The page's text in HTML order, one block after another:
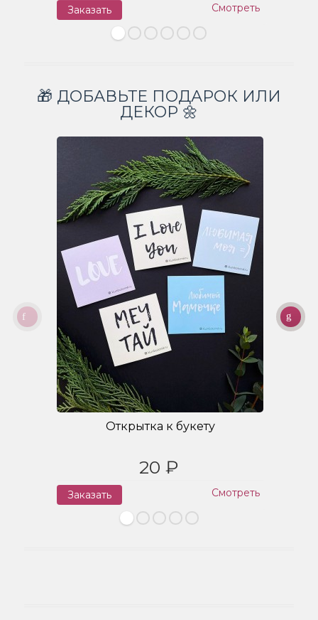
Заказать Смотреть
🎁 ДОБАВЬТЕ ПОДАРОК ИЛИ
ДЕКОР 🌼
Открытка к букету
20 ₽
Заказать Смотреть